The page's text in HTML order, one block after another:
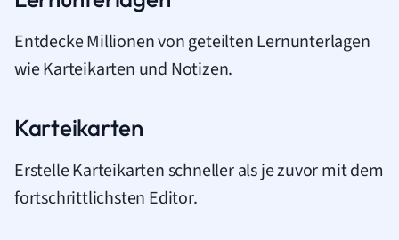
Entdecke Millionen von geteilten Lernunterlagen
wie Karteikarten und Notizen.
Karteikarten
Erstelle Karteikarten schneller als je zuvor mit dem
fortschrittlichsten Editor.